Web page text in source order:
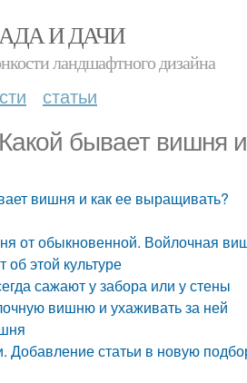
И ДАЧИ
ландшафтного дизайна
статьи
бывает вишня
вишня и как ее выращивать?
от обыкновенной. Войлочная
этой культуре
сажают у забора или у стены
вишню и ухаживать за ней
статьи в новую